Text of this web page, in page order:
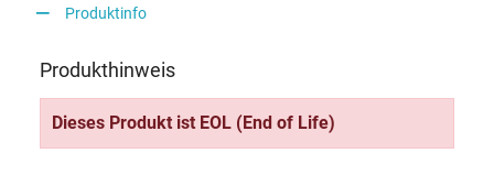
Produktinfo
Produkthinweis
Dieses Produkt ist EOL (End of Life)